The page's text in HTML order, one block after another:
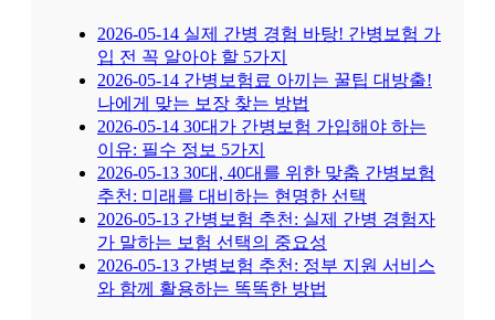
2026-05-14 실제 간병 경험 바탕! 간병보험 가
입 전 꼭 알아야 할 5가지
2026-05-14 간병보험료 아끼는 꿀팁 대방출!
나에게 맞는 보장 찾는 방법
2026-05-14 30대가 간병보험 가입해야 하는
이유: 필수 정보 5가지
2026-05-13 30대, 40대를 위한 맞춤 간병보험
추천: 미래를 대비하는 현명한 선택
2026-05-13 간병보험 추천: 실제 간병 경험자
가 말하는 보험 선택의 중요성
2026-05-13 간병보험 추천: 정부 지원 서비스
와 함께 활용하는 똑똑한 방법